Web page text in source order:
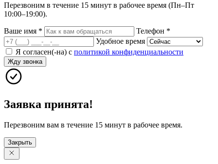
Перезвоним в течение 15 минут в рабочее время (Пн–Пт
10:00–19:00).
Ваше имя * Телефон *
Удобное время
Я согласен(-на) с политикой конфиденциальности
Жду звонка
Заявка принята!
Перезвоним вам в течение 15 минут в рабочее время.
Закрыть